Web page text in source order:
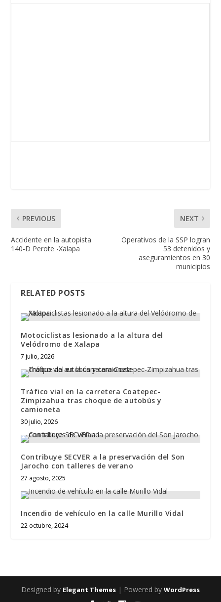
PREVIOUS
Accidente en la autopista
140-D Perote -Xalapa
NEXT
Operativos de la SSP logran
53 detenidos y
aseguramientos en 30
municipios
RELATED POSTS
Motociclistas lesionado a la altura del
Velódromo de Xalapa
7 julio, 2026
Tráfico vial en la carretera Coatepec-
Zimpizahua tras choque de autobús y
camioneta
30 julio, 2026
Contribuye SECVER a la preservación del Son
Jarocho con talleres de verano
27 agosto, 2025
Incendio de vehículo en la calle Murillo Vidal
22 octubre, 2024
Designed by Elegant Themes | Powered by WordPress